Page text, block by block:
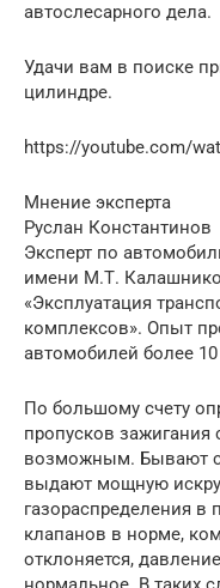
автослесарного дела.
Удачи вам в поиске
цилиндре.
https://youtube.com/
Мнение эксперта
Руслан Константинов
Эксперт по
имени М.Т.
«Эксплуатация
комплексов». Опыт
автомобилей более 10
По большому счету
пропусков зажигания
возможным. Бывают
выдают мощную
газораспределения в
клапанов в норме,
отклоняется,